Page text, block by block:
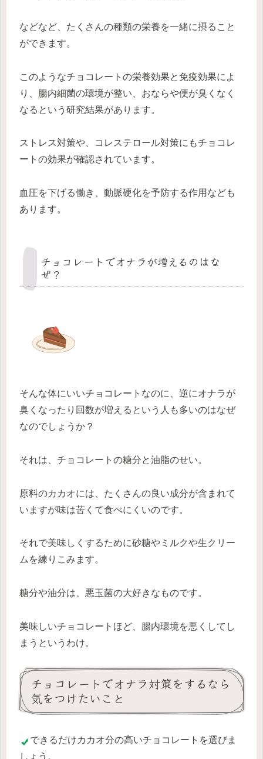
などなど、たくさんの種類の栄養を一緒に摂ること
ができます。
このようなチョコレートの栄養効果と免疫効果によ
り、腸内細菌の環境が整い、おならや便が臭くなく
なるという研究結果があります。
ストレス対策や、コレステロール対策にもチョコレ
ートの効果が確認されています。
血圧を下げる働き、動脈硬化を予防する作用なども
あります。
チョコレートでオナラが増えるのはな
ぜ？
そんな体にいいチョコレートなのに、逆にオナラが
臭くなったり回数が増えるという人も多いのはなぜ
なのでしょうか？
それは、チョコレートの糖分と油脂のせい。
原料のカカオには、たくさんの良い成分が含まれて
いますが味は苦くて食べにくいのです。
それで美味しくするために砂糖やミルクや生クリー
ムを練りこみます。
糖分や油分は、悪玉菌の大好きなものです。
美味しいチョコレートほど、腸内環境を悪くしてし
まうというわけ。
チョコレートでオナラ対策をするなら
気をつけたいこと
できるだけカカオ分の高いチョコレートを選びま
しょう。